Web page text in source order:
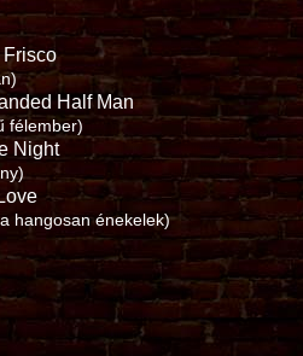
Frisco
Half Man
félember)
Night
hangosan énekelek)